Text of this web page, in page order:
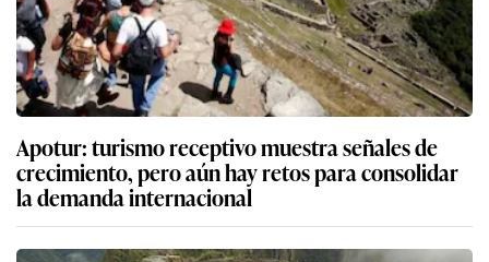
Apotur: turismo receptivo muestra señales de
crecimiento, pero aún hay retos para consolidar
la demanda internacional